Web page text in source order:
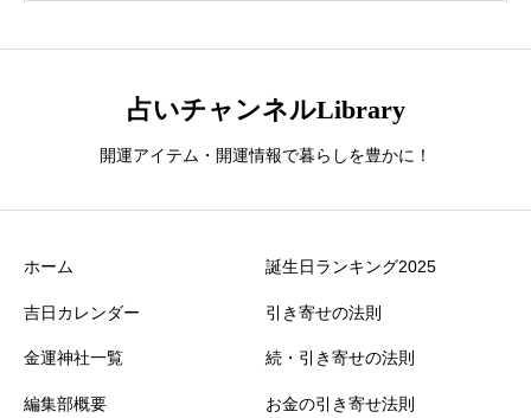
占いチャンネルLibrary
開運アイテム・開運情報で暮らしを豊かに！
ホーム
吉日カレンダー
金運神社一覧
編集部概要
誕生日ランキング2025
引き寄せの法則
続・引き寄せの法則
お金の引き寄せ法則